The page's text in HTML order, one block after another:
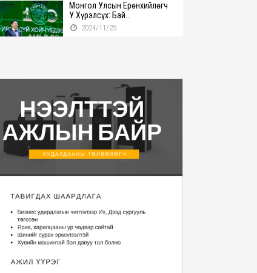
Монгол Улсын Ерөнхийлөгч
У.Хүрэлсүх: Бай...
2024/11/25
тунхагласны баярыг ...
2024/11/25
Монгол Улсын Ерөнхийлөгч
У.Хүрэлсүх БНӨС...
2024/11/22
Монгол Улсын Ерөнхийлөгч
2025 оны Төсвий...
2024/11/20